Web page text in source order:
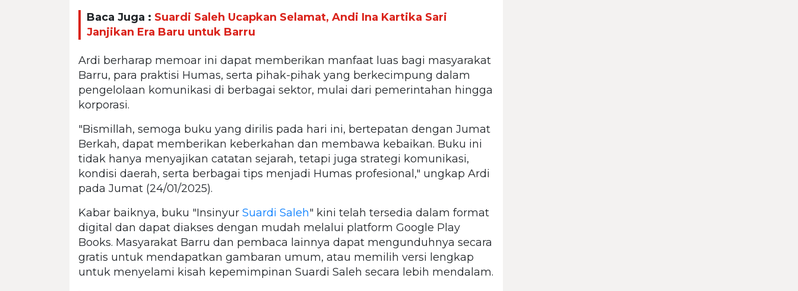
Baca Juga : Suardi Saleh Ucapkan Selamat, Andi Ina Kartika Sari
Janjikan Era Baru untuk Barru
Ardi berharap memoar ini dapat memberikan manfaat luas bagi masyarakat
Barru, para praktisi Humas, serta pihak-pihak yang berkecimpung dalam
pengelolaan komunikasi di berbagai sektor, mulai dari pemerintahan hingga
korporasi.
"Bismillah, semoga buku yang dirilis pada hari ini, bertepatan dengan Jumat
Berkah, dapat memberikan keberkahan dan membawa kebaikan. Buku ini
tidak hanya menyajikan catatan sejarah, tetapi juga strategi komunikasi,
kondisi daerah, serta berbagai tips menjadi Humas profesional," ungkap Ardi
pada Jumat (24/01/2025).
Kabar baiknya, buku "Insinyur Suardi Saleh" kini telah tersedia dalam format
digital dan dapat diakses dengan mudah melalui platform Google Play
Books. Masyarakat Barru dan pembaca lainnya dapat mengunduhnya secara
gratis untuk mendapatkan gambaran umum, atau memilih versi lengkap
untuk menyelami kisah kepemimpinan Suardi Saleh secara lebih mendalam.